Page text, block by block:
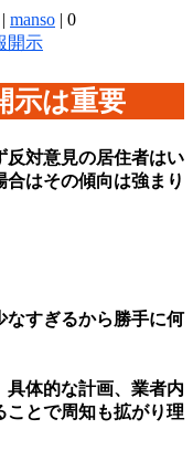
| manso | 0
開示
示は重要
反対意見の居住者はい
はその傾向は強まり
なすぎるから勝手に何
体的な計画、業者内
ことで周知も拡がり理